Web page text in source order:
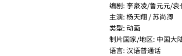
编剧: 李豪凌/鲁元元/袁
主演: 杨天翔 / 苏尚卿
类型: 动画
制片国家/地区: 中国大
语言: 汉语普通话